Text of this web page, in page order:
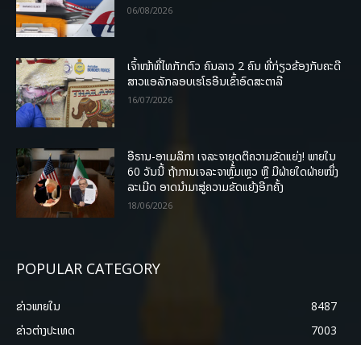
06/08/2026
ເຈົ້າໜ້າທີ່ໄທກັກຕົວ ຄົນລາວ 2 ຄົນ ທີ່ກ່ຽວຂ້ອງກັບຄະດີ
ສາວແອລັກລອບເຮໂຣອີນເຂົ້າອົດສະຕາລີ
16/07/2026
ອີຣານ-ອາເມລິກາ ເຈລະຈາຍຸດຕິຄວາມຂັດແຍ່ງ! ພາຍໃນ
60 ວັນນີ້ ຖ້າການເຈລະຈາຫຼົ້ມເຫຼວ ຫຼື ມີຝ່າຍໃດຝ່າຍໜຶ່ງ
ລະເມີດ ອາດນໍາມາສູ່ຄວາມຂັດແຍ້ງອີກຄັ້ງ
18/06/2026
POPULAR CATEGORY
ຂ່າວພາຍ​ໃນ
8487
ຂ່າວຕ່າງປະເທດ
7003